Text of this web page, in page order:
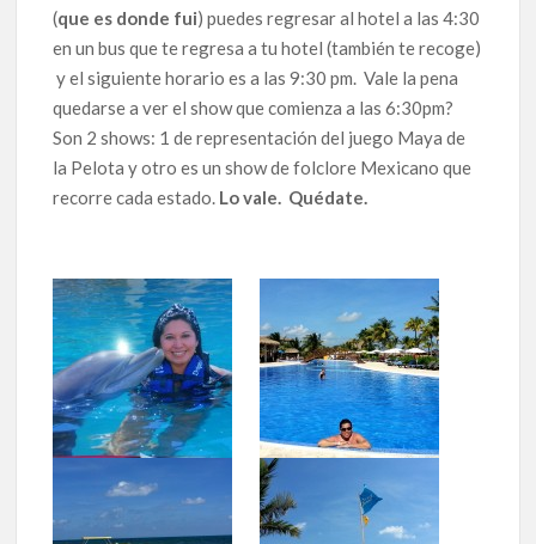
(que es donde fui) puedes regresar al hotel a las 4:30
en un bus que te regresa a tu hotel (también te recoge)
y el siguiente horario es a las 9:30 pm. Vale la pena
quedarse a ver el show que comienza a las 6:30pm?
Son 2 shows: 1 de representación del juego Maya de
la Pelota y otro es un show de folclore Mexicano que
recorre cada estado. Lo vale. Quédate.